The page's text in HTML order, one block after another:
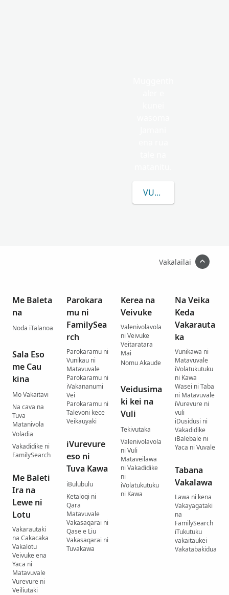
VULICA E LEVU CAKE
Vakalailai
Me Baleta
na
Noda iTalanoa
Sala Eso
me Cau
kina
Mo Vakaitavi
Na cava na
Tuva
Matanivola
Voladia
Vakadidike ni
FamilySearch
Me Baleti
Ira na
Lewe ni
Lotu
Vakarautaki
na Cakacaka
Vakalotu
Veivuke ena
Yaca ni
Matavuvale
Vurevure ni
Veiliutaki
Parokara
mu ni
FamilySea
rch
Parokaramu ni
Vunikau ni
Matavuvale
Parokaramu ni
iVakananumi
Vei
Parokaramu ni
Talevoni kece
Veikauyaki
iVurevure
eso ni
Tuva Kawa
iBulubulu
Ketaloqi ni
Qara
Matavuvale
Vakasaqarai ni
Qase e Liu
Vakasaqarai ni
Tuvakawa
Kerea na
Veivuke
Valenivolavola
ni Veivuke
Veitaratara
Mai
Nomu Akaude
Veidusima
ki kei na
Vuli
Tekivutaka
Valenivolavola
ni Vuli
Mataveilawa
ni Vakadidike
ni
iVolatukutuku
ni Kawa
Na Veika
Keda
Vakarauta
ka
Vunikawa ni
Matavuvale
iVolatukutuku
ni Kawa
Wasei ni Taba
ni Matavuvale
iVurevure ni
vuli
iDusidusi ni
Vakadidike
iBalebale ni
Yaca ni Vuvale
Tabana
Vakalawa
Lawa ni kena
Vakayagataki
na
FamilySearch
iTukutuku
vakaitaukei
Vakatabakidua